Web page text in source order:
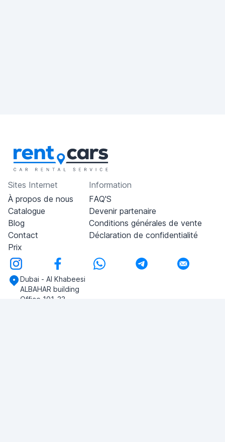
Sites Internet
À propos de nous
Catalogue
Blog
Contact
Prix
Information
FAQ'S
Devenir partenaire
Conditions générales de vente
Déclaration de confidentialité
Dubai - Al Khabeesi
ALBAHAR building
Office 101-33